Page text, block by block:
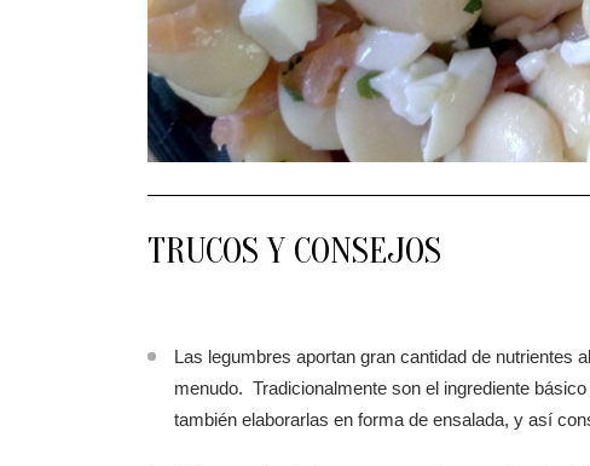
TRUCOS Y CONSEJOS
Las legumbres aportan gran cantidad de nutrientes
menudo. Tradicionalmente son el ingrediente
también elaborarlas en forma de ensalada, y así